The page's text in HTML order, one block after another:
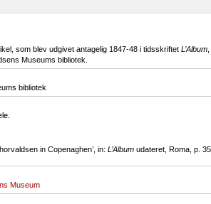
som blev udgivet antagelig 1847-48 i tidsskriftet L’Album
Museums bibliotek.
bibliotek
in Copenaghen’, in: L’Album udateret, Roma, p.
Museum